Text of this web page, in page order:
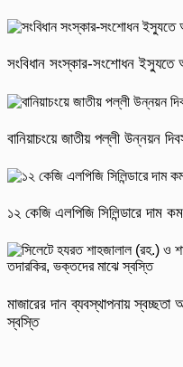
সংবিধান সংস্কার-সংশোধন
বানিয়াচংয়ে জাতীয় পল্লী উন্নয়ন
১২ কেজি এলপিজি সিলিন্ডারে দাম
মাজারের দান ব্যবস্থাপনায়
স্বস্তি